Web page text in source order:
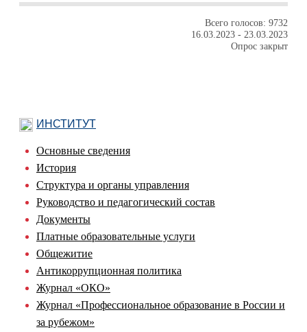
Всего голосов: 9732
16.03.2023 - 23.03.2023
Опрос закрыт
ИНСТИТУТ
Основные сведения
История
Структура и органы управления
Руководство и педагогический состав
Документы
Платные образовательные услуги
Общежитие
Антикоррупционная политика
Журнал «ОКО»
Журнал «Профессиональное образование в России и
за рубежом»